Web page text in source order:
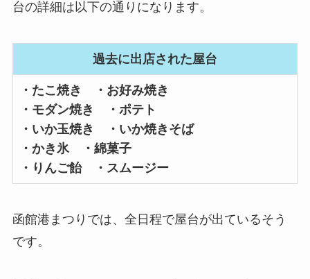
台の詳細は以下の通りになります。
過去に出店された屋台
・たこ焼き ・お好み焼き
・モダン焼き ・ポテト
・いか玉焼き ・いか焼きそば
・かき氷 ・綿菓子
・りんご飴 ・スムージー
函館港まつりでは、全日程で屋台が出ているそう
です。